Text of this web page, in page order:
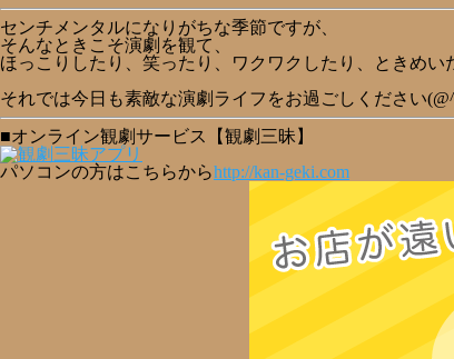
センチメンタルになりがちな季節ですが、
そんなときこそ演劇を観て、
ほっこりしたり、笑ったり、ワクワクしたり、ときめ
それでは今日も素敵な演劇ライフをお過ごしください
■オンライン観劇サービス【観劇三昧】
パソコンの方はこちらからhttp://kan-geki.com